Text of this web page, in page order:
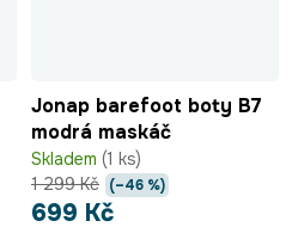
Jonap barefoot boty B7
modrá maskáč
Skladem (1 ks)
699 Kč
1 299 Kč (–46 %)